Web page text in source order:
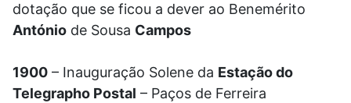
dotação que se ficou a dever ao Benemérito
António de Sousa Campos
1900 – Inauguração Solene da Estação do
Telegrapho Postal – Paços de Ferreira